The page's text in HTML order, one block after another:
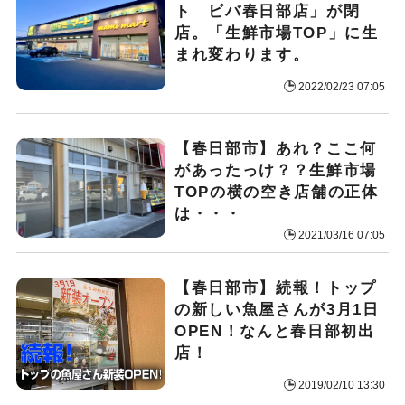
ト ビバ春日部店」が閉
店。「生鮮市場TOP」に生
まれ変わります。
2022/02/23 07:05
【春日部市】あれ？ここ何
があったっけ？？生鮮市場
TOPの横の空き店舗の正体
は・・・
2021/03/16 07:05
【春日部市】続報！トップ
の新しい魚屋さんが3月1日
OPEN！なんと春日部初出
店！
2019/02/10 13:30